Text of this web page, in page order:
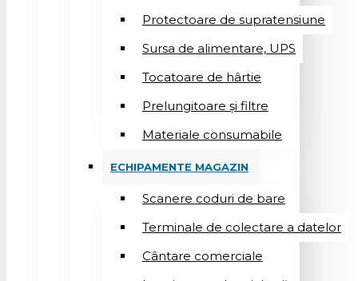
Protectoare de supratensiune
Sursa de alimentare, UPS
Tocatoare de hârtie
Prelungitoare și filtre
Materiale consumabile
ECHIPAMENTE MAGAZIN
Scanere coduri de bare
Terminale de colectare a datelor
Cântare comerciale